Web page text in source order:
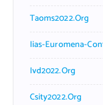
Taoms2022.org
Iias-Euromena-
Ivd2022.org
Csity2022.org